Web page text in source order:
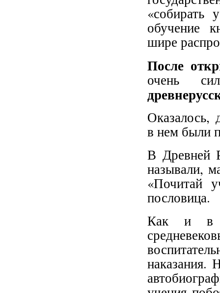
обучение
шире
После
очень
Оказалось,
в нем были
В Древней
называли,
«Почитай
пословица.
Как и в
наказания.